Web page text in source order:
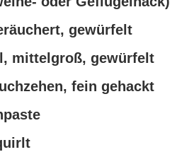
gewürfelt
mittelgroß, gewürfelt
fein gehackt